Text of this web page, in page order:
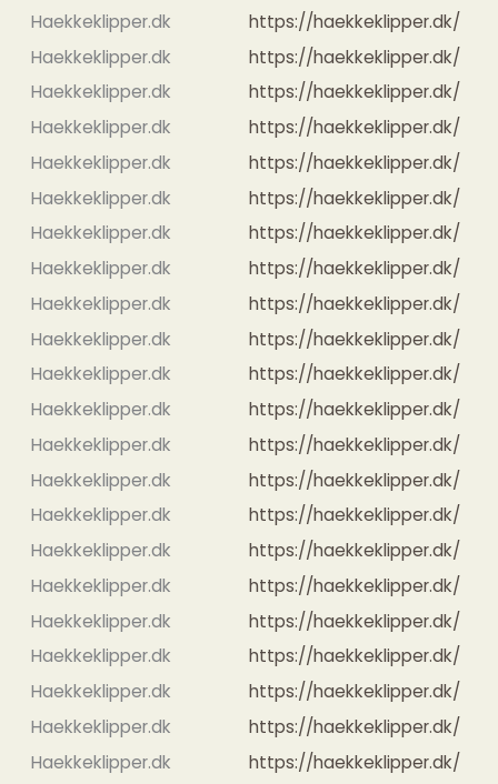
Haekkeklipper.dk
https://haekkeklipper.dk/
Haekkeklipper.dk
https://haekkeklipper.dk/
Haekkeklipper.dk
https://haekkeklipper.dk/
Haekkeklipper.dk
https://haekkeklipper.dk/
Haekkeklipper.dk
https://haekkeklipper.dk/
Haekkeklipper.dk
https://haekkeklipper.dk/
Haekkeklipper.dk
https://haekkeklipper.dk/
Haekkeklipper.dk
https://haekkeklipper.dk/
Haekkeklipper.dk
https://haekkeklipper.dk/
Haekkeklipper.dk
https://haekkeklipper.dk/
Haekkeklipper.dk
https://haekkeklipper.dk/
Haekkeklipper.dk
https://haekkeklipper.dk/
Haekkeklipper.dk
https://haekkeklipper.dk/
Haekkeklipper.dk
https://haekkeklipper.dk/
Haekkeklipper.dk
https://haekkeklipper.dk/
Haekkeklipper.dk
https://haekkeklipper.dk/
Haekkeklipper.dk
https://haekkeklipper.dk/
Haekkeklipper.dk
https://haekkeklipper.dk/
Haekkeklipper.dk
https://haekkeklipper.dk/
Haekkeklipper.dk
https://haekkeklipper.dk/
Haekkeklipper.dk
https://haekkeklipper.dk/
Haekkeklipper.dk
https://haekkeklipper.dk/